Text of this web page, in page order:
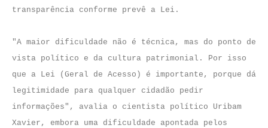
transparência conforme prevê a Lei.
"A maior dificuldade não é técnica, mas do ponto de
vista político e da cultura patrimonial. Por isso
que a Lei (Geral de Acesso) é importante, porque dá
legitimidade para qualquer cidadão pedir
informações", avalia o cientista político Uribam
Xavier, embora uma dificuldade apontada pelos